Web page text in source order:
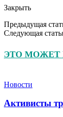
Закрыть
Предыдущая
Следующая
ЭТО МОЖЕТ
Новости
Активисты